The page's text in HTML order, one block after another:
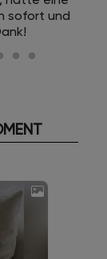
sofort und